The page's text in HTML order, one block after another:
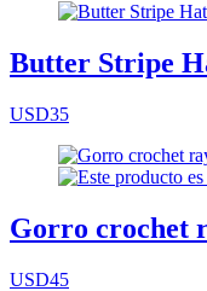
Butter Stripe
USD35
Gorro crochet
USD45